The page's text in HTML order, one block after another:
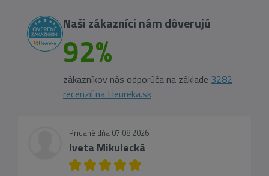
Naši zákazníci nám dôverujú
92%
zákazníkov nás odporúča na základe 3282
recenzií na Heureka.sk
Pridané dňa 07.08.2026
Iveta Mikulecká